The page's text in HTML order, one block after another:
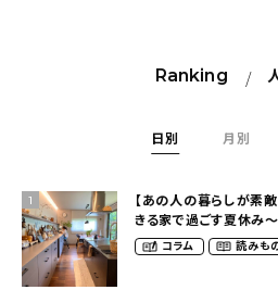
Ranking
日別 月別
1
【あの人の暮らしが素
きる家で過ごす夏休み
（yume_2700さん）
コラム 読みも